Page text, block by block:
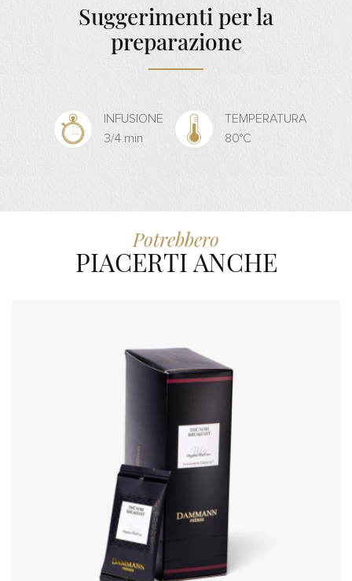
Suggerimenti per la
preparazione
INFUSIONE
3/4 min
TEMPERATURA
80°C
Potrebbero
PIACERTI ANCHE